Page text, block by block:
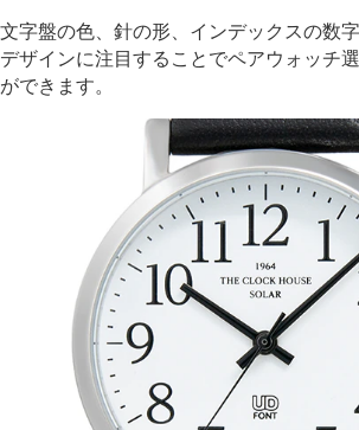
文字盤の色、針の形、インデックスの数
デザインに注目することでペアウォッチ
ができます。